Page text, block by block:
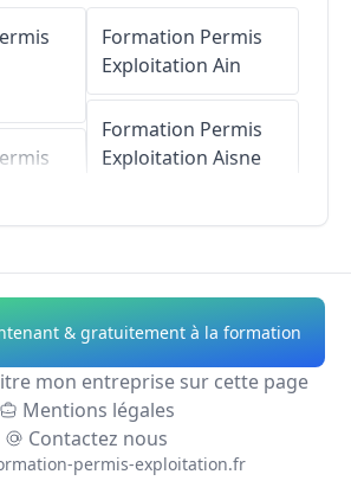
Bussy-
Formation Permis
Exploitation Ain
Formation Permis
Exploitation Aisne
Formation Permis
ExploitationAlpes-
de-Haute-Provence
Formation Permis
Exploitation Hautes-
& gratuitement à la formation
mon entreprise sur cette page
Mentions légales
Contactez nous
permis-exploitation.fr